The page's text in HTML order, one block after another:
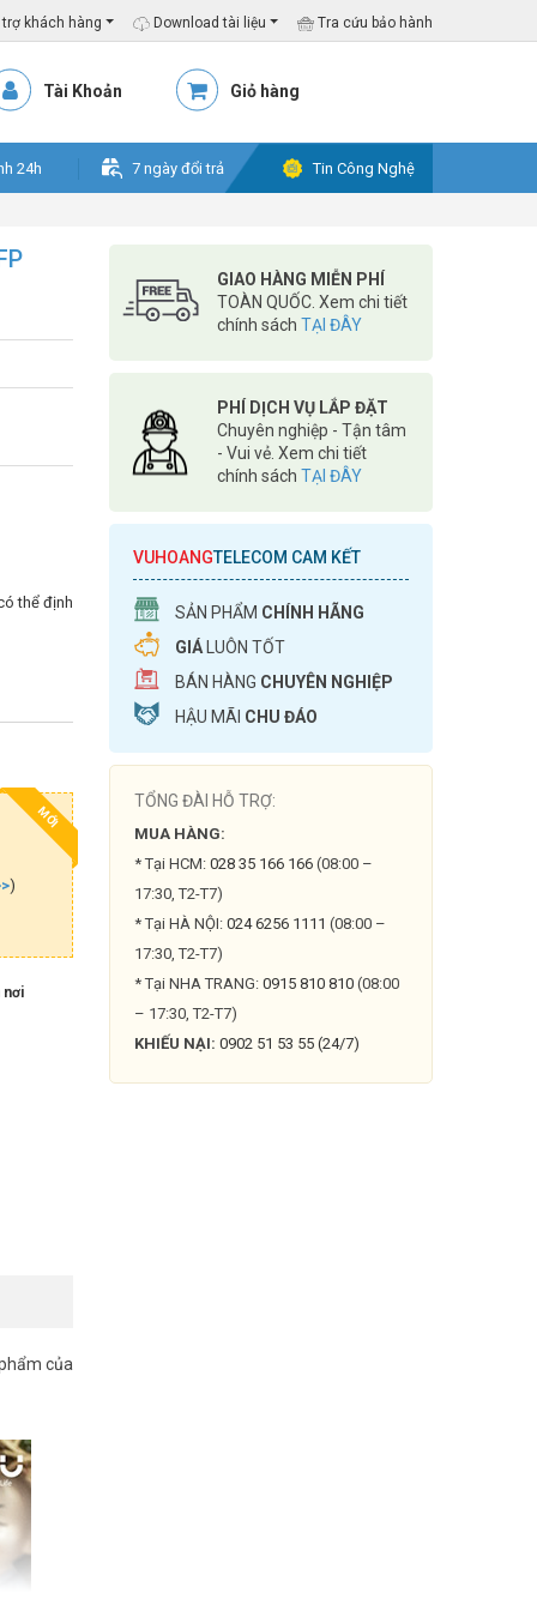
khách hàng Download tài liệu Tra cứu bảo hành
Tài Khoản Giỏ hàng
24h 7 ngày đổi trả Tin Công Nghệ
thể định
MỚI
)
nơi
của
GIAO HÀNG MIỄN PHÍ
TOÀN QUỐC. Xem chi tiết
chính sách TẠI ĐÂY
PHÍ DỊCH VỤ LẮP ĐẶT
Chuyên nghiệp - Tận tâm
- Vui vẻ. Xem chi tiết
chính sách TẠI ĐÂY
VUHOANGTELECOM CAM KẾT
SẢN PHẨM CHÍNH HÃNG
GIÁ LUÔN TỐT
BÁN HÀNG CHUYÊN NGHIỆP
HẬU MÃI CHU ĐÁO
TỔNG ĐÀI HỖ TRỢ:
MUA HÀNG:
* Tại HCM: 028 35 166 166 (08:00 –
17:30, T2-T7)
* Tại HÀ NỘI: 024 6256 1111 (08:00 –
17:30, T2-T7)
* Tại NHA TRANG: 0915 810 810 (08:00
– 17:30, T2-T7)
KHIẾU NẠI: 0902 51 53 55 (24/7)